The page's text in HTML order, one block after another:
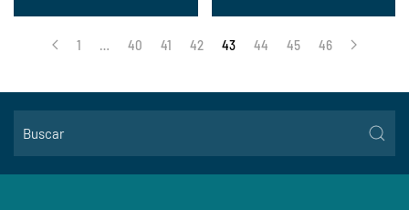
1 40 41 42 43 44 45 46